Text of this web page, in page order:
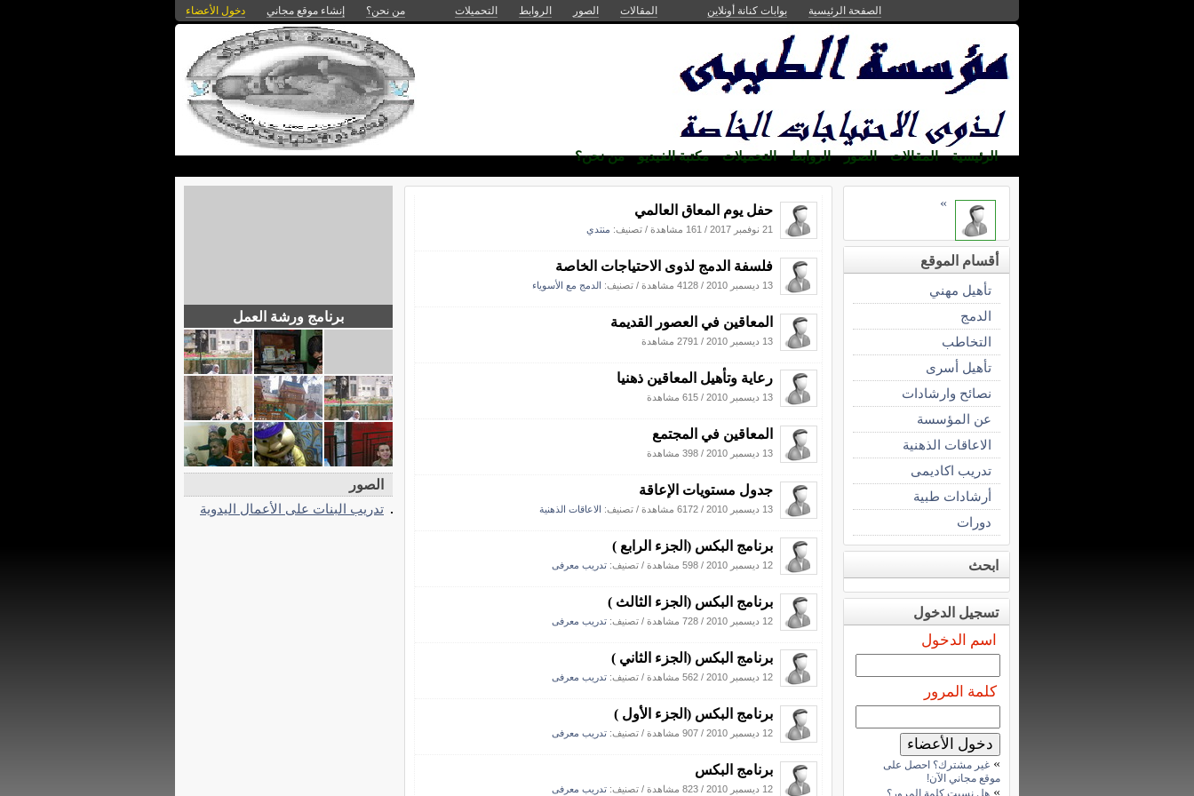
الصفحة الرئيسية بوابات كنانة أونلاين المقالات الصور الروابط التحميلات من نحن؟ إنشاء موقع مجاني دخول الأعضاء
الرئيسية المقالات الصور الروابط التحميلات مكتبة الفيديو من نحن؟
حفل يوم المعاق العالمي
21 نوفمبر 2017 / 161 مشاهدة / تصنيف: منتدي
فلسفة الدمج لذوى الاحتياجات الخاصة
13 ديسمبر 2010 / 4128 مشاهدة / تصنيف: الدمج مع الأسوياء
المعاقين في العصور القديمة
13 ديسمبر 2010 / 2791 مشاهدة
رعاية وتأهيل المعاقين ذهنيا
13 ديسمبر 2010 / 615 مشاهدة
المعاقين في المجتمع
13 ديسمبر 2010 / 398 مشاهدة
جدول مستويات الإعاقة
13 ديسمبر 2010 / 6172 مشاهدة / تصنيف: الاعاقات الذهنية
برنامج البكس (الجزء الرابع )
12 ديسمبر 2010 / 598 مشاهدة / تصنيف: تدريب معرفى
برنامج البكس (الجزء الثالث )
12 ديسمبر 2010 / 728 مشاهدة / تصنيف: تدريب معرفى
برنامج البكس (الجزء الثاني )
12 ديسمبر 2010 / 562 مشاهدة / تصنيف: تدريب معرفى
برنامج البكس (الجزء الأول )
12 ديسمبر 2010 / 907 مشاهدة / تصنيف: تدريب معرفى
برنامج البكس
12 ديسمبر 2010 / 823 مشاهدة / تصنيف: تدريب معرفى
»
أقسام الموقع
تأهيل مهني
الدمج
التخاطب
تأهيل أسرى
نصائح وارشادات
عن المؤسسة
الاعاقات الذهنية
تدريب اكاديمى
أرشادات طبية
دورات
ابحث
تسجيل الدخول
اسم الدخول
كلمة المرور
» غير مشترك؟ احصل على
موقع مجاني الآن!
» هل نسيت كلمة المرور؟
برنامج ورشة العمل
الصور
تدريب البنات على الأعمال اليدوية